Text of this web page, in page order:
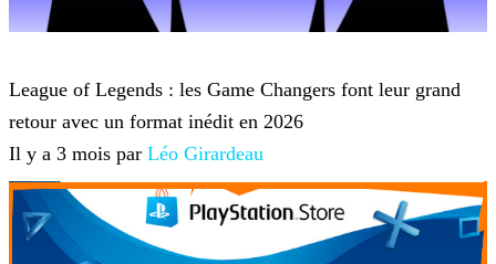
League of Legends : les Game Changers font leur grand
retour avec un format inédit en 2026
Il y a 3 mois par Léo Girardeau